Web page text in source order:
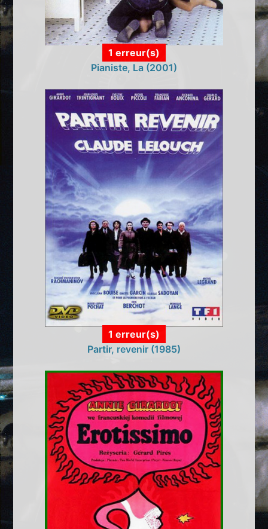
1 erreur(s)
Pianiste, La (2001)
1 erreur(s)
Partir, revenir (1985)